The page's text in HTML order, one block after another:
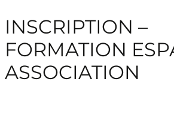
INSCRIPTION –
FORMATION
ASSOCIATION